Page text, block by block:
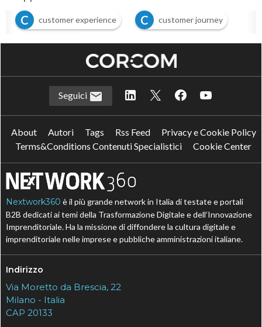
C
customer experience C customer journey
S smart retail
Seguici
About Autori Tags Rss Feed
Privacy e Cookie Policy
Terms&Conditions Contenuti Specialistici
Cookie Center
Nextwork360 è il più grande network in Italia di testate e portali
B2B dedicati ai temi della Trasformazione Digitale e dell’Innovazione
Imprenditoriale. Ha la missione di diffondere la cultura digitale e
imprenditoriale nelle imprese e pubbliche amministrazioni italiane.
Indirizzo
Via Moretto da Brescia, 22
Milano - Italia
CAP 20133